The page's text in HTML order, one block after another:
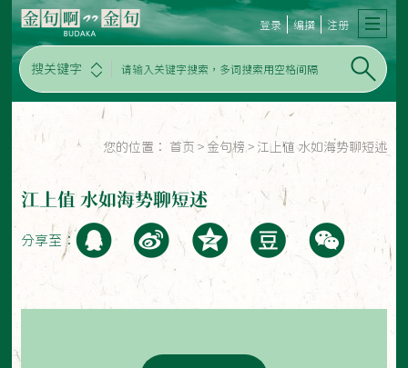
搜关键字
登录 编撰 注册
您的位置： 首页 > 金句榜 > 江上值 水如海势聊短述
江上值 水如海势聊短述
分享至：